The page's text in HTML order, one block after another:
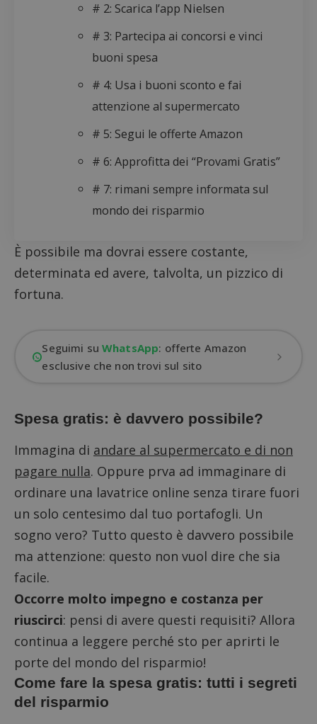
# 2: Scarica l’app Nielsen
# 3: Partecipa ai concorsi e vinci
buoni spesa
# 4: Usa i buoni sconto e fai
attenzione al supermercato
# 5: Segui le offerte Amazon
# 6: Approfitta dei “Provami Gratis”
# 7: rimani sempre informata sul
mondo dei risparmio
È possibile ma dovrai essere costante,
determinata ed avere, talvolta, un pizzico di
fortuna.
Seguimi suWhatsApp: offerte Amazon
esclusive che non trovi sul sito
Spesa gratis: è davvero possibile?
Immagina di andare al supermercato e di non
pagare nulla. Oppure prva ad immaginare di
ordinare una lavatrice online senza tirare fuori
un solo centesimo dal tuo portafogli. Un
sogno vero? Tutto questo è davvero possibile
ma attenzione: questo non vuol dire che sia
facile.
Occorre molto impegno e costanza per
riuscirci: pensi di avere questi requisiti? Allora
continua a leggere perché sto per aprirti le
porte del mondo del risparmio!
Come fare la spesa gratis: tutti i segreti
del risparmio